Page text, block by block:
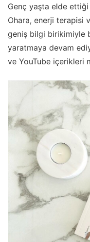
Genç yaşta elde
Ohara, enerji terapisi
geniş bilgi birikimiyle
yaratmaya devam
ve YouTube içerikleri